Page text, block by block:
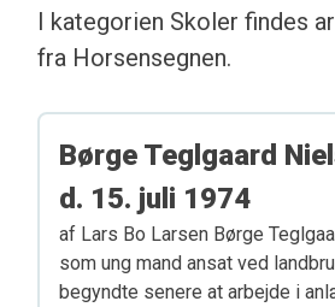
I kategorien Skoler findes
fra Horsensegnen.
Børge Teglgaard
d. 15. juli 1974
af Lars Bo Larsen Børge
som ung mand ansat ved
begyndte senere at arbejde i